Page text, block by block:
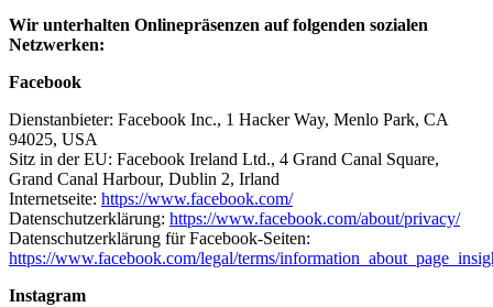
Wir unterhalten Onlinepräsenzen auf folgenden sozialen
Netzwerken:
Facebook
Dienstanbieter: Facebook Inc., 1 Hacker Way, Menlo Park, CA
94025, USA
Sitz in der EU: Facebook Ireland Ltd., 4 Grand Canal Square,
Grand Canal Harbour, Dublin 2, Irland
Internetseite: https://www.facebook.com/
Datenschutzerklärung: https://www.facebook.com/about/privacy/
Datenschutzerklärung für Facebook-Seiten:
https://www.facebook.com/legal/terms/
Instagram